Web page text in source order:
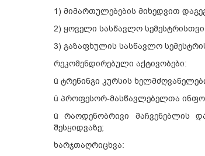
1) მიმართულებების მიხედვით
2) ყოველი სასწავლო
3) გაზაფხულის სასწავლო
რეკომენდირებული აქტივობები:
ü ტრენინგი კურსის
ü პროფესორ-მასწავლებელთა
ü რაოდენობრივი მაჩვენებლის
შესყიდვაზე;
ხარჯთაღრიცხვა: